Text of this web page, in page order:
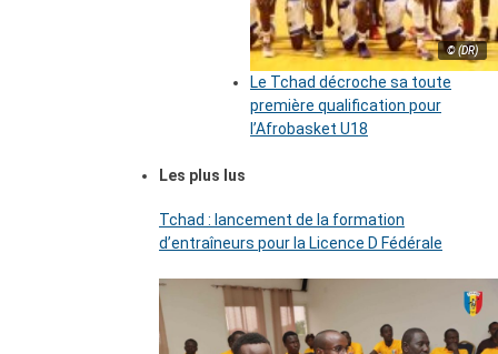
© (DR)
Le Tchad décroche sa toute
première qualification pour
l’Afrobasket U18
Les plus lus
Tchad : lancement de la formation
d’entraîneurs pour la Licence D Fédérale